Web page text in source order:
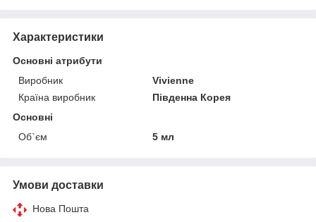
Характеристики
Основні атрибути
Виробник
Vivienne
Країна виробник
Південна Корея
Основні
Об`єм
5 мл
Умови доставки
Нова Пошта